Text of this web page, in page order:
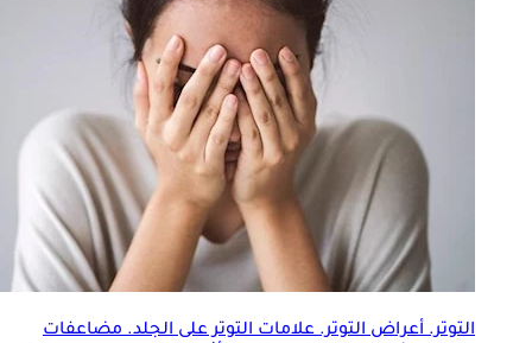
التوتر. أعراض التوتر. علامات التوتر علىالجلد. مضاعفات